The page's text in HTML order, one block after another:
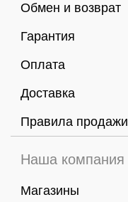
Обмен и возврат
Гарантия
Оплата
Доставка
Правила продажи
Наша компания
Магазины